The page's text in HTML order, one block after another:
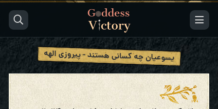
یسوعیان چه کسانی هستند - پیروزی الهه